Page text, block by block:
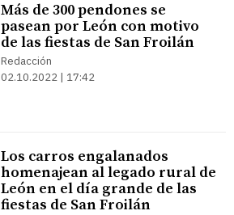
Más de 300 pendones se
pasean por León con motivo
de las fiestas de San Froilán
Redacción
02.10.2022 | 17:42
Los carros engalanados
homenajean al legado rural de
León en el día grande de las
fiestas de San Froilán